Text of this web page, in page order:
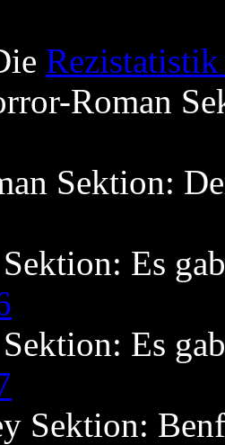
Roman
Sektion:
Es
Es
Sektion: